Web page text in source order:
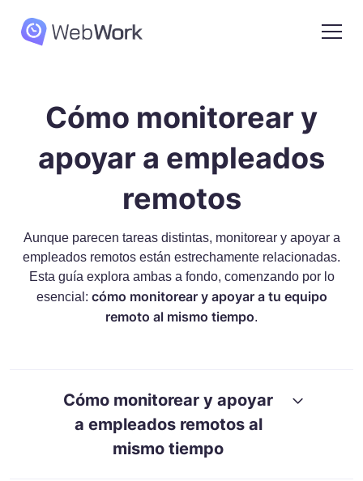
Cómo monitorear y
apoyar a empleados
remotos
Aunque parecen tareas distintas, monitorear y apoyar a
empleados remotos están estrechamente relacionadas.
Esta guía explora ambas a fondo, comenzando por lo
esencial: cómo monitorear y apoyar a tu equipo
remoto al mismo tiempo.
Cómo monitorear y apoyar
a empleados remotos al
mismo tiempo